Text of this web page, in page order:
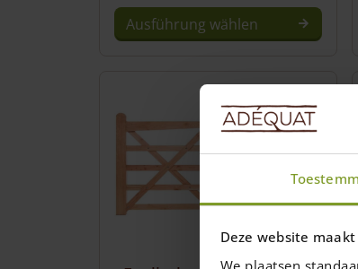
Deze website
We plaatsen
Ausführung wählen